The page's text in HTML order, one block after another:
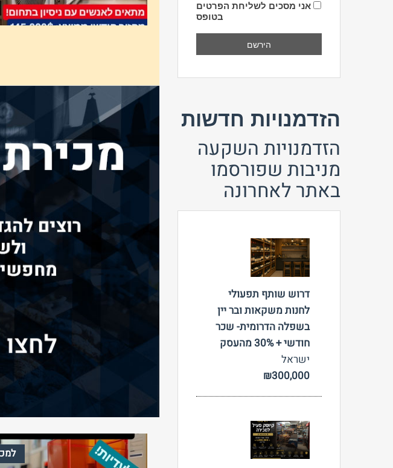
אני מסכים לשליחת הפרטים
בטופס
הזדמנויות חדשות
הזדמנויות השקעה
מניבות שפורסמו
באתר לאחרונה
צפה
דרוש שותף תפעולי
לחנות משקאות ובר יין
בשפלה הדרומית- שכר
חודשי + 30% מהעסק
ישראל
₪300,000
צפה